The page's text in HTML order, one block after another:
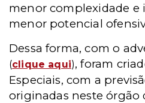
menor complexidade e
menor potencial
Dessa forma, com o
(clique aqui), foram
Especiais, com a
originadas neste órgão